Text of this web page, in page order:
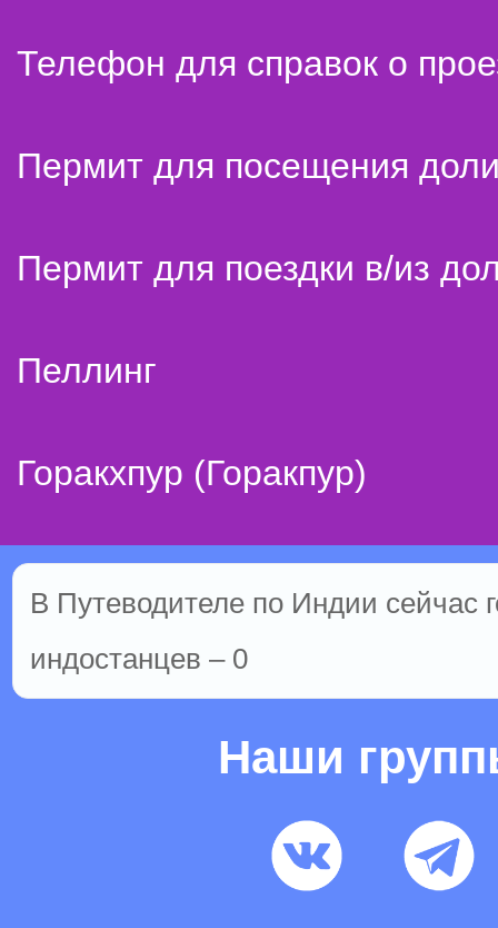
Телефон для справок о
Пермит для посещения
Пермит для поездки в/из
Пеллинг
Горакхпур (Горакпур)
В Путеводителе по Индии сейчас
индостанцев – 0
Наши